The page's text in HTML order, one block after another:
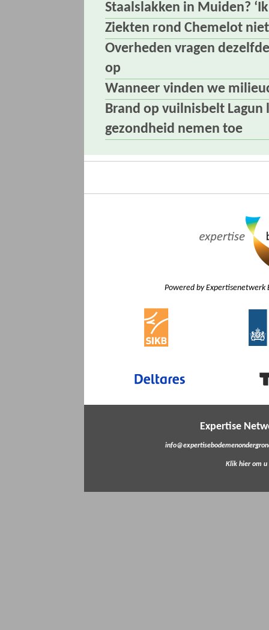
Staalslakken in Muiden?
Ziekten rond Chemelot
Overheden vragen
op
Wanneer vinden we
Brand op vuilnisbelt
gezondheid nemen toe
Powered by Expertisenetwerk
Expertise
Klik hier om u